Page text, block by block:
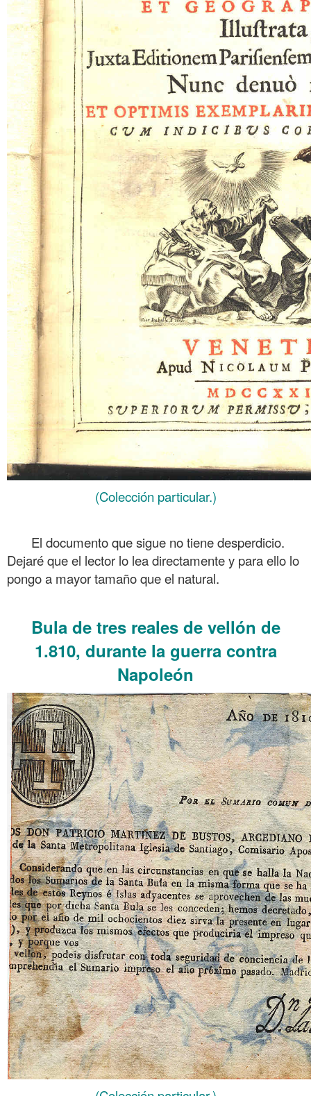
(Colección particular.)
El documento que sigue no tiene desperdicio.
Dejaré que el lector lo lea directamente y para ello lo
pongo a mayor tamaño que el natural.
Bula de tres reales de vellón de
1.810, durante la guerra contra
Napoleón